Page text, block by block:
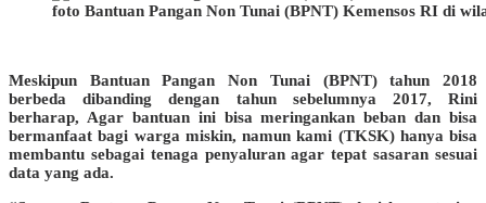
foto Bantuan Pangan Non Tunai (BPNT) Kemensos RI di
Meskipun Bantuan Pangan Non Tunai (BPNT) tahun 2018
berbeda dibanding dengan tahun sebelumnya 2017, Rini
berharap, Agar bantuan ini bisa meringankan beban dan bisa
bermanfaat bagi warga miskin, namun kami (TKSK) hanya bisa
membantu sebagai tenaga penyaluran agar tepat sasaran sesuai
data yang ada.